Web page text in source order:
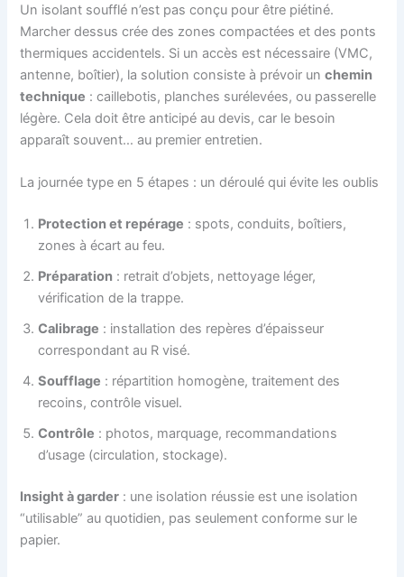
Un isolant soufflé n’est pas conçu pour être piétiné.
Marcher dessus crée des zones compactées et des ponts
thermiques accidentels. Si un accès est nécessaire (VMC,
antenne, boîtier), la solution consiste à prévoir unchemin
technique : caillebotis, planches surélevées, ou passerelle
légère. Cela doit être anticipé au devis, car le besoin
apparaît souvent… au premier entretien.
La journée type en 5 étapes : un déroulé qui évite les oublis
Protection et repérage : spots, conduits, boîtiers,
zones à écart au feu.
Préparation : retrait d’objets, nettoyage léger,
vérification de la trappe.
Calibrage : installation des repères d’épaisseur
correspondant au R visé.
Soufflage : répartition homogène, traitement des
recoins, contrôle visuel.
Contrôle : photos, marquage, recommandations
d’usage (circulation, stockage).
Insight à garder : une isolation réussie est une isolation
“utilisable” au quotidien, pas seulement conforme sur le
papier.